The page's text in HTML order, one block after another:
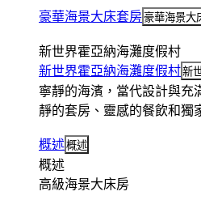
豪華海景大床套房 豪華海景大
新世界霍亞納海灘度假村
新世界霍亞納海灘度假村新
寧靜的海濱，當代設計與充
靜的套房、靈感的餐飲和獨
概述概述
概述
高級海景大床房